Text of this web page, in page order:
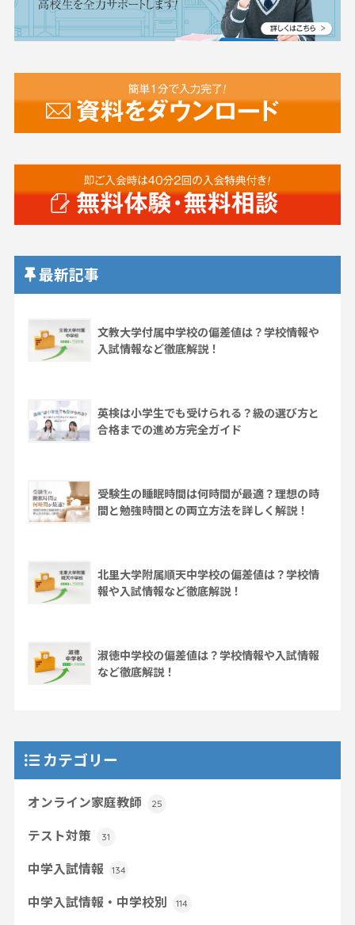
最新記事
文教大学付属中学校の偏差値は？学校情報や
入試情報など徹底解説！
英検は小学生でも受けられる？級の選び方と
合格までの進め方完全ガイド
受験生の睡眠時間は何時間が最適？理想の時
間と勉強時間との両立方法を詳しく解説！
北里大学附属順天中学校の偏差値は？学校情
報や入試情報など徹底解説！
淑徳中学校の偏差値は？学校情報や入試情報
など徹底解説！
カテゴリー
オンライン家庭教師 25
テスト対策 31
中学入試情報 134
中学入試情報・中学校別 114